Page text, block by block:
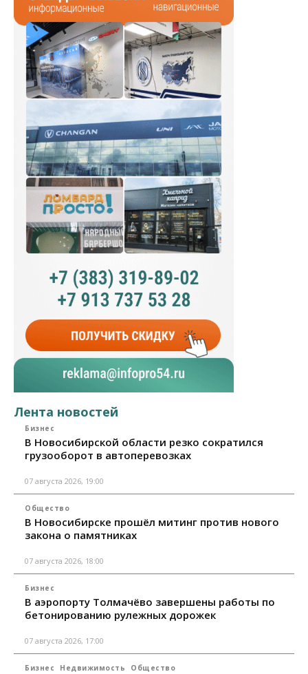
Лента новостей
Бизнес
В Новосибирской области резко сократился
грузооборот в автоперевозках
07 августа 2026, 19:00
Общество
В Новосибирске прошёл митинг против нового
закона о памятниках
07 августа 2026, 18:00
Бизнес
В аэропорту Толмачёво завершены работы по
бетонированию рулежных дорожек
07 августа 2026, 17:00
Бизнес Недвижимость Общество